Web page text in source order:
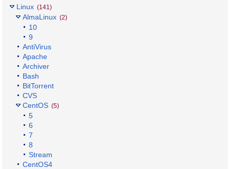
Linux (141)
AlmaLinux (2)
10
9
AntiVirus
Apache
Archiver
Bash
BitTorrent
CVS
CentOS (5)
5
6
7
8
Stream
CentOS4